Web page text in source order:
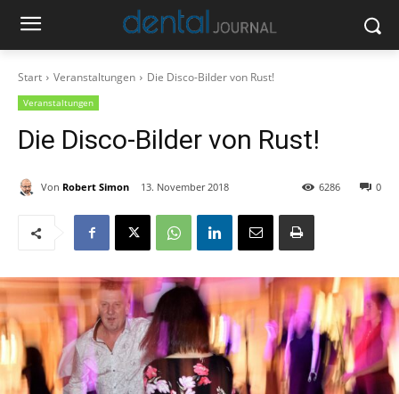
Start Veranstaltungen Die Disco-Bilder von Rust!
Veranstaltungen
Die Disco-Bilder von Rust!
Von Robert Simon 13. November 2018 0
6286